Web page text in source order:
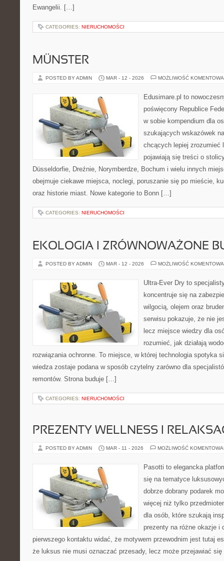
Ewangelii. […]
CATEGORIES: NIERUCHOMOŚCI
MÜNSTER
POSTED BY ADMIN MAR - 12 - 2026 MOŻLIWOŚĆ
Edusimare.pl to
poświęcony Republice
w sobie kompendium dla
szukających wskazówek
chcących lepiej zrozumieć
pojawiają się treści o
Düsseldorfie, Dreźnie, Norymberdze, Bochum i wielu innych
obejmuje ciekawe miejsca, noclegi, poruszanie się po mieście,
oraz historie miast. Nowe kategorie to Bonn […]
CATEGORIES: NIERUCHOMOŚCI
EKOLOGIA I ZRÓWNOWAŻONE
POSTED BY ADMIN MAR - 12 - 2026 MOŻLIWOŚĆ
Ultra-Ever Dry to
koncentruje się na
wilgocią, olejem oraz
serwisu pokazuje, że nie
lecz miejsce wiedzy dla
rozumieć, jak działają
rozwiązania ochronne. To miejsce, w której technologia spotyka
wiedza zostaje podana w sposób czytelny zarówno dla
remontów. Strona buduje […]
CATEGORIES: NIERUCHOMOŚCI
PREZENTY WELLNESS I
POSTED BY ADMIN MAR - 11 - 2026 MOŻLIWOŚĆ
Pasotti to elegancka
się na tematyce
dobrze dobrany podarek
więcej niż tylko
dla osób, które szukają
prezenty na różne okazje i
pierwszego kontaktu widać, że motywem przewodnim jest tutaj
że luksus nie musi oznaczać przesady, lecz może przejawiać